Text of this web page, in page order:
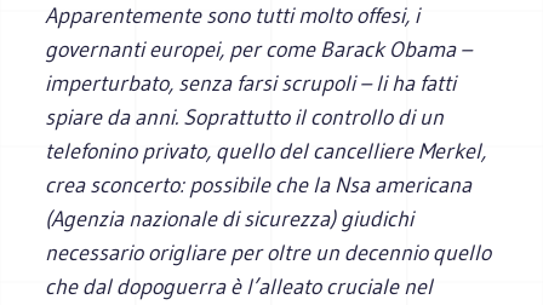
Apparentemente sono tutti molto offesi, i
governanti europei, per come Barack Obama –
imperturbato, senza farsi scrupoli – li ha fatti
spiare da anni. Soprattutto il controllo di un
telefonino privato, quello del cancelliere Merkel,
crea sconcerto: possibile che la Nsa americana
(Agenzia nazionale di sicurezza) giudichi
necessario origliare per oltre un decennio quello
che dal dopoguerra è l’alleato cruciale nel